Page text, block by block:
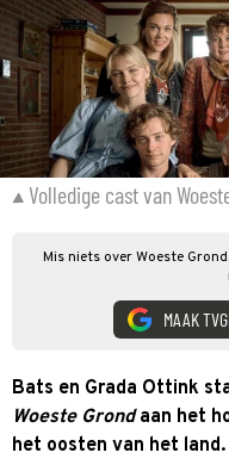
Volledige cast van
Mis niets over Woeste
MAAK
Bats en Grada Ottink
Woeste Grondaan het
het oosten van het